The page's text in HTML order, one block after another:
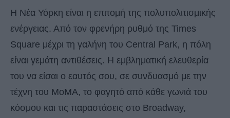
Η Νέα Υόρκη είναι η επιτομή της πολυπολιτισμικής
ενέργειας. Από τον φρενήρη ρυθμό της Times
Square μέχρι τη γαλήνη του Central Park, η πόλη
είναι γεμάτη αντιθέσεις. Η εμβληματική ελευθερία
του να είσαι ο εαυτός σου, σε συνδυασμό με την
τέχνη του MoMA, το φαγητό από κάθε γωνιά του
κόσμου και τις παραστάσεις στο Broadway,